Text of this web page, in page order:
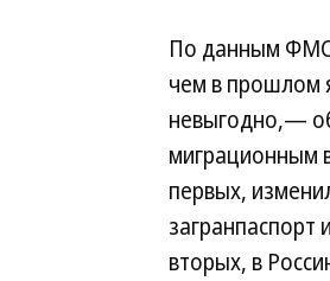
По данным ФМС,
чем в прошлом
невыгодно,—
миграционным
первых,
загранпаспорт
вторых, в